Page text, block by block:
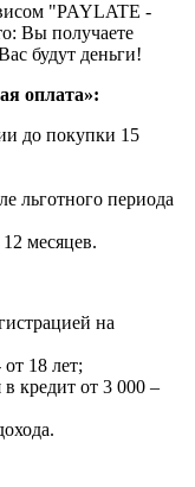
"PAYLATE -
Вы получаете
будут деньги!
оплата»:
до покупки 15
льготного периода
месяцев.
на
18 лет;
кредит от 3 000 –